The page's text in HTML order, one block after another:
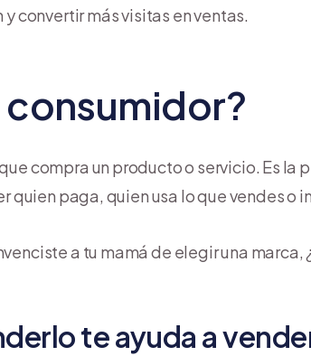
convertir más visitas en ventas.
consumidor?
compra un producto o servicio. Es la
quien paga, quien usa lo que vendes o
a tu mamá de elegir una marca,
te ayuda a